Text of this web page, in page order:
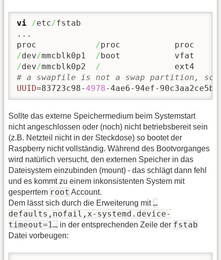
vi /etc/fstab
...
proc
/proc
/dev/mmcblk0p1 /boot
/dev/mmcblk0p2 /
ext4
# a swapfile is not a swap partition, so
UUID=83723c98-4978-4ae6-94ef-
Sollte das externe Speichermedium beim Systemstart
nicht angeschlossen oder (noch) nicht betriebsbereit sein
(z.B. Netzteil nicht in der Steckdose) so bootet der
Raspberry nicht vollständig. Während des Bootvorganges
wird natürlich versucht, den externen Speicher in das
Dateisystem einzubinden (mount) - das schlägt dann fehl
und es kommt zu einem inkonsistenten System mit
gesperrtem root Account.
Dem lässt sich durch die Erweiterung mit…
defaults,nofail,x-systemd.device-
timeout=1… in der entsprechenden Zeile der fstab
Datei vorbeugen: